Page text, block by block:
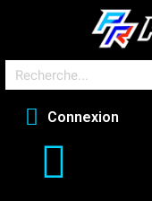
Connexion